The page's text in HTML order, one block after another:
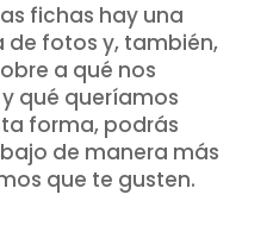
fichas hay una
fotos y, también,
a qué nos
qué queríamos
forma, podrás
de manera más
que te gusten.